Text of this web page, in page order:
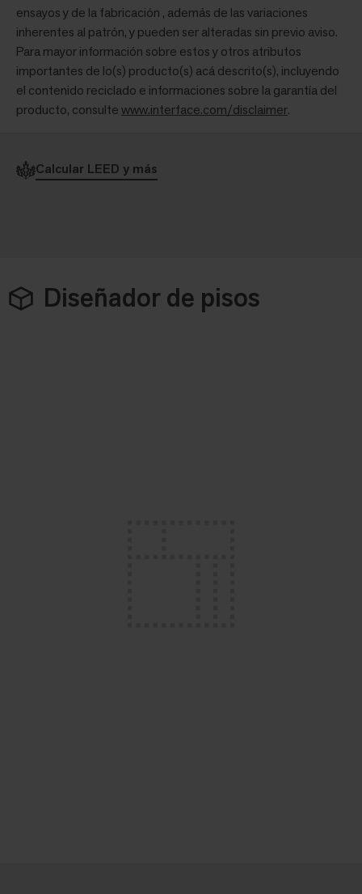
ensayos y de la fabricación , además de las variaciones
inherentes al patrón, y pueden ser alteradas sin previo aviso.
Para mayor información sobre estos y otros atributos
importantes de lo(s) producto(s) acá descrito(s), incluyendo
el contenido reciclado e informaciones sobre la garantía del
producto, consultewww.interface.com/disclaimer.
Calcular LEED y más
Diseñador de pisos